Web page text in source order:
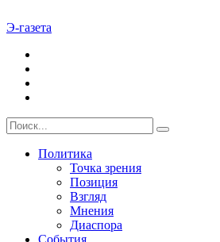
Э-газета
Политика
Точка зрения
Позиция
Взгляд
Мнения
Диаспора
События